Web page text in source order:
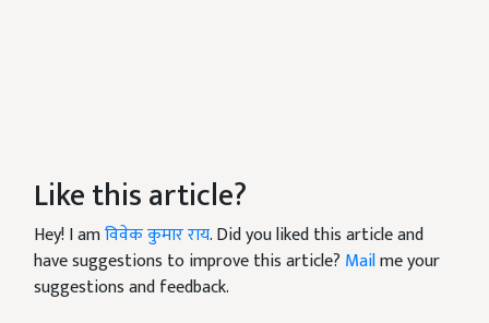
Like this article?
Hey! I amविवेक कुमार राय. Did you liked this article and
have suggestions to improve this article? Mailme your
suggestions and feedback.